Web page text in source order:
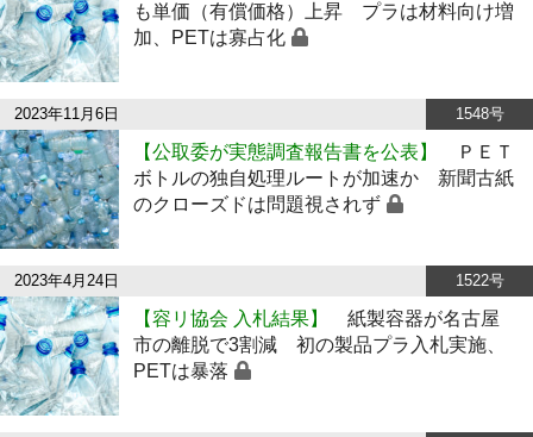
も単価（有償価格）上昇 プラは材料向け増
加、PETは寡占化
2023年11月6日 1548号
【公取委が実態調査報告書を公表】
ＰＥＴ
ボトルの独自処理ルートが加速か 新聞古紙
のクローズドは問題視されず
2023年4月24日 1522号
【容リ協会 入札結果】
紙製容器が名古屋
市の離脱で3割減 初の製品プラ入札実施、
PETは暴落